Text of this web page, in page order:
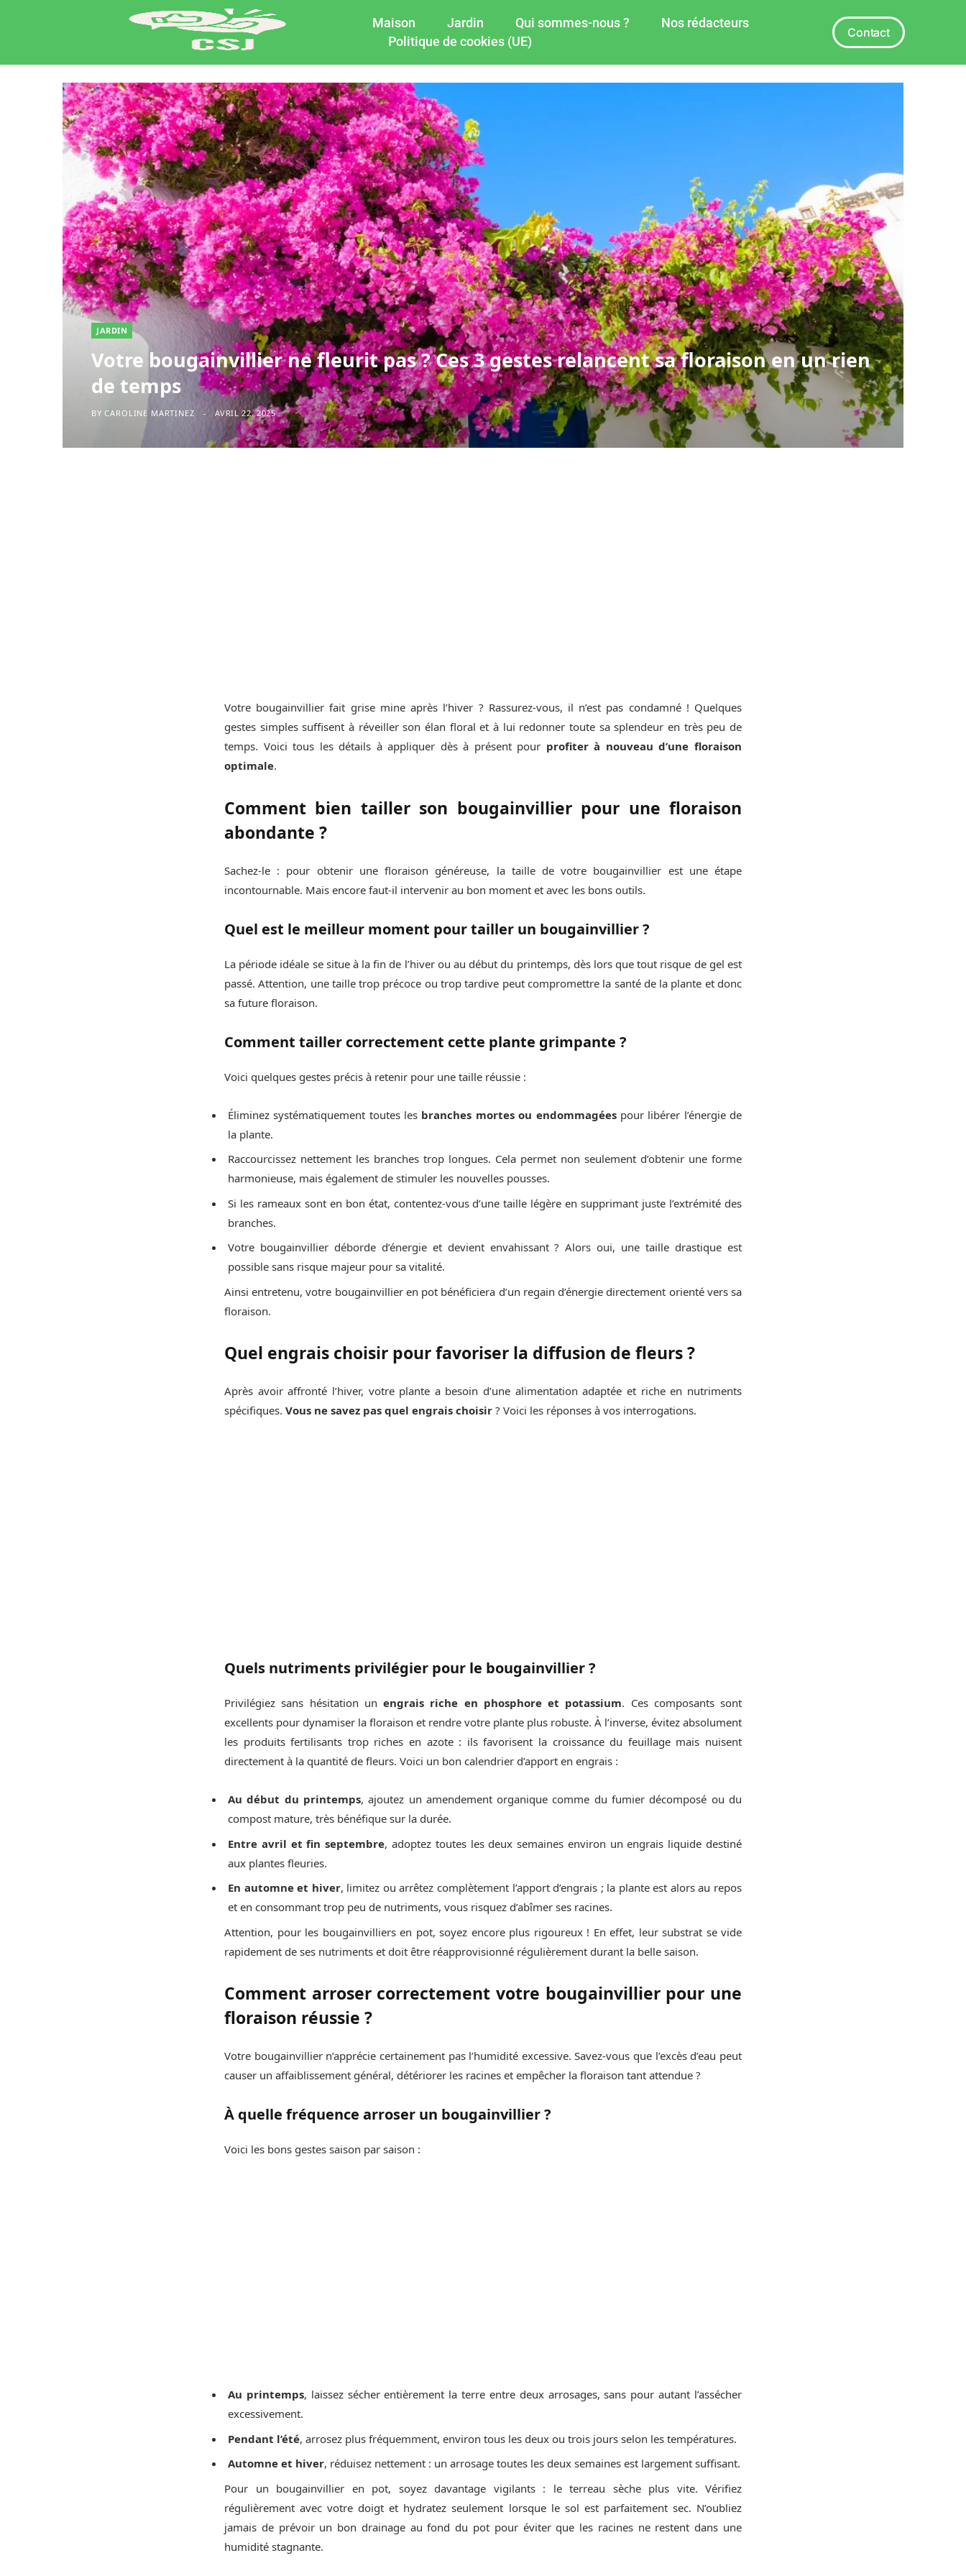
Maison Jardin Qui sommes-nous ?
Nos rédacteurs
Politique de cookies (UE)
Contact
JARDIN
Votre bougainvillier ne fleurit pas ? Ces 3 gestes relancent sa floraison en un rien
de temps
BY CAROLINE MARTINEZ AVRIL 22, 2025
Votre bougainvillier fait grise mine après l’hiver ? Rassurez-vous, il n’est pas condamné ! Quelques
gestes simples suffisent à réveiller son élan floral et à lui redonner toute sa splendeur en très peu de
temps. Voici tous les détails à appliquer dès à présent pour profiter à nouveau d’une floraison
optimale.
Comment bien tailler son bougainvillier pour une floraison
abondante ?
Sachez-le : pour obtenir une floraison généreuse, la taille de votre bougainvillier est une étape
incontournable. Mais encore faut-il intervenir au bon moment et avec les bons outils.
Quel est le meilleur moment pour tailler un bougainvillier ?
La période idéale se situe à la fin de l’hiver ou au début du printemps, dès lors que tout risque de gel est
passé. Attention, une taille trop précoce ou trop tardive peut compromettre la santé de la plante et donc
sa future floraison.
Comment tailler correctement cette plante grimpante ?
Voici quelques gestes précis à retenir pour une taille réussie :
Éliminez systématiquement toutes les branches mortes ou endommagéespour libérer l’énergie de
la plante.
Raccourcissez nettement les branches trop longues. Cela permet non seulement d’obtenir une forme
harmonieuse, mais également de stimuler les nouvelles pousses.
Si les rameaux sont en bon état, contentez-vous d’une taille légère en supprimant juste l’extrémité des
branches.
Votre bougainvillier déborde d’énergie et devient envahissant ? Alors oui, une taille drastique est
possible sans risque majeur pour sa vitalité.
Ainsi entretenu, votre bougainvillier en pot bénéficiera d’un regain d’énergie directement orienté vers sa
floraison.
Quel engrais choisir pour favoriser la diffusion de fleurs ?
Après avoir affronté l’hiver, votre plante a besoin d’une alimentation adaptée et riche en nutriments
spécifiques. Vous ne savez pas quel engrais choisir ? Voici les réponses à vos interrogations.
Quels nutriments privilégier pour le bougainvillier ?
Privilégiez sans hésitation un engrais riche en phosphore et potassium. Ces composants sont
excellents pour dynamiser la floraison et rendre votre plante plus robuste. À l’inverse, évitez absolument
les produits fertilisants trop riches en azote : ils favorisent la croissance du feuillage mais nuisent
directement à la quantité de fleurs. Voici un bon calendrier d’apport en engrais :
Au début du printemps, ajoutez un amendement organique comme du fumier décomposé ou du
compost mature, très bénéfique sur la durée.
Entre avril et fin septembre, adoptez toutes les deux semaines environ un engrais liquide destiné
aux plantes fleuries.
En automne et hiver, limitez ou arrêtez complètement l’apport d’engrais ; la plante est alors au repos
et en consommant trop peu de nutriments, vous risquez d’abîmer ses racines.
Attention, pour les bougainvilliers en pot, soyez encore plus rigoureux ! En effet, leur substrat se vide
rapidement de ses nutriments et doit être réapprovisionné régulièrement durant la belle saison.
Comment arroser correctement votre bougainvillier pour une
floraison réussie ?
Votre bougainvillier n’apprécie certainement pas l’humidité excessive. Savez-vous que l’excès d’eau peut
causer un affaiblissement général, détériorer les racines et empêcher la floraison tant attendue ?
À quelle fréquence arroser un bougainvillier ?
Voici les bons gestes saison par saison :
Au printemps, laissez sécher entièrement la terre entre deux arrosages, sans pour autant l’assécher
excessivement.
Pendant l’été, arrosez plus fréquemment, environ tous les deux ou trois jours selon les températures.
Automne et hiver, réduisez nettement : un arrosage toutes les deux semaines est largement suffisant.
Pour un bougainvillier en pot, soyez davantage vigilants : le terreau sèche plus vite. Vérifiez
régulièrement avec votre doigt et hydratez seulement lorsque le sol est parfaitement sec. N’oubliez
jamais de prévoir un bon drainage au fond du pot pour éviter que les racines ne restent dans une
humidité stagnante.